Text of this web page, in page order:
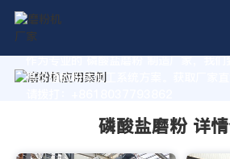
作为专业的 磷酸盐磨粉 制造厂家，我
高价值的粉体加工系统方案。获取厂家直
磷酸盐磨粉 详